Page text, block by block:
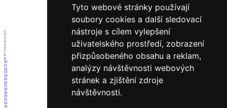
Tyto webové stránky používají
soubory cookies a další sledovací
nástroje s cílem vylepšení
uživatelského prostředí, zobrazení
přizpůsobeného obsahu a reklam,
analýzy návštěvnosti webových
stránek a zjištění zdroje
návštěvnosti.
1
2
3
4
5
6
7
8
9
10
11
12
13
14
15
16
17
18
19
20
21
22
23